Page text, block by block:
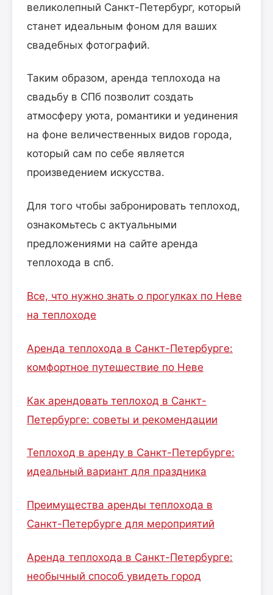
великолепный Санкт-Петербург, который
станет идеальным фоном для ваших
свадебных фотографий.
Таким образом, аренда теплохода на
свадьбу в СПб позволит создать
атмосферу уюта, романтики и уединения
на фоне величественных видов города,
который сам по себе является
произведением искусства.
Для того чтобы забронировать теплоход,
ознакомьтесь с актуальными
предложениями на сайте аренда
теплохода в спб.
Все, что нужно знать о прогулках по Неве
на теплоходе
Аренда теплохода в Санкт-Петербурге:
комфортное путешествие по Неве
Как арендовать теплоход в Санкт-
Петербурге: советы и рекомендации
Теплоход в аренду в Санкт-Петербурге:
идеальный вариант для праздника
Преимущества аренды теплохода в
Санкт-Петербурге для мероприятий
Аренда теплохода в Санкт-Петербурге:
необычный способ увидеть город